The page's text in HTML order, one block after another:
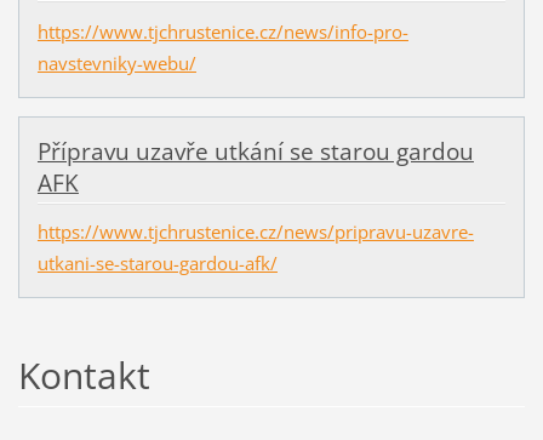
https://www.tjchrustenice.cz/news/info-pro-
navstevniky-webu/
Přípravu uzavře utkání se starou gardou
AFK
https://www.tjchrustenice.cz/news/pripravu-uzavre-
utkani-se-starou-gardou-afk/
Kontakt